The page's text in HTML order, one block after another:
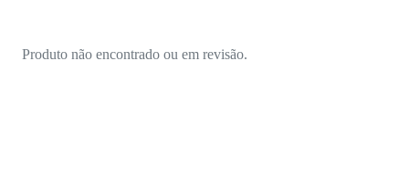
Produto não encontrado ou em revisão.